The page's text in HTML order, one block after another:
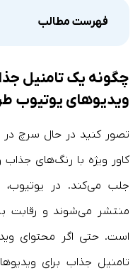
فهرست مطالب
چگونه یک تامنیل
ویدیوهای یوتیوب
تصور کنید در حال سرچ در
کاور ویژه با رنگ‌های جذاب
جلب می‌کند. در یوتیوب،
منتشر می‌شوند و رقابت
است. حتی اگر محتوای
تامنیل جذاب برای